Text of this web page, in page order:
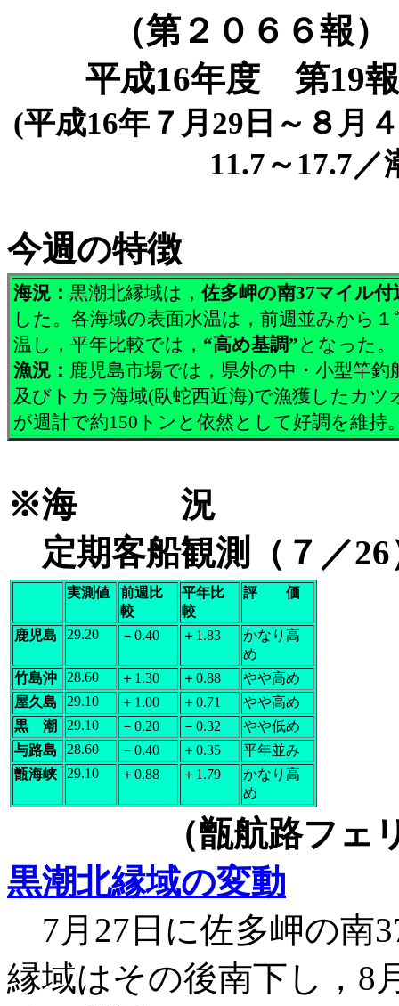
（第２０６６報）
平成16年度 第19報
(平成16年７月29日～８月
11.7～17.7
今週の特徴
海況： 黒潮北縁域は，佐多岬の南37マイル付
した。各海域の表面水温は，前週並みから
温し，平年比較では， “高め基調”となった。
漁況： 鹿児島市場では，県外の中・小型竿釣
及びトカラ海域(臥蛇西近海)で漁獲したカツ
が週計で約150トンと依然として好調を維持
※海 況
定期客船観測（７／
実測値
前週比
較
平年比
較
評 価
鹿児島 29.20 －0.40 ＋1.83
かなり高
め
竹島沖
28.60 ＋1.30 ＋0.88
やや高め
屋久島
29.10 ＋1.00 ＋0.71
やや高め
黒 潮
29.10 －0.20 －0.32
やや低め
与路島
28.60 －0.40 ＋0.35
平年並み
甑海峡
29.10 ＋0.88 ＋1.79
かなり高
め
（甑航路フェ
黒潮北縁域の変動
7月27日に佐多岬の南
縁域はその後南下し，8